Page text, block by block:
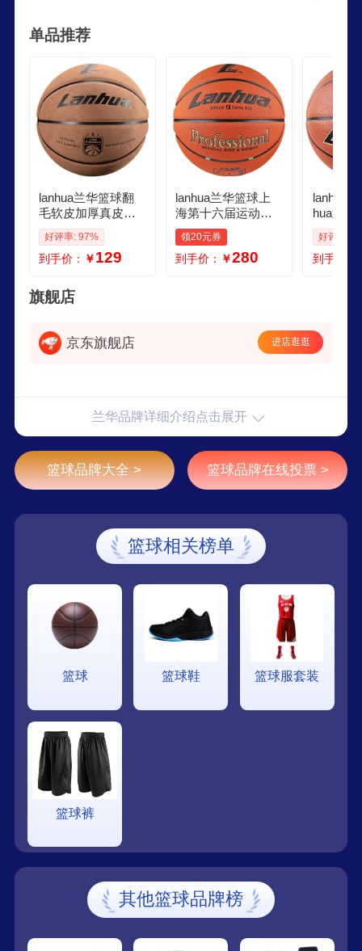
制及皮制篮球、足球、排球、水球、橄榄球和艺术
体操球及高尔夫运动器材的现代化企业。
单品推荐
lanhua兰华篮球翻
毛软皮加厚真皮手
感7号室内室外通用
防滑学生训练篮球 7
号软皮加厚翻毛棕
好评率: 97%
到手价： ￥129
lanhua兰华篮球上
海第十六届运动会
球7号比赛专用篮球
L9000G室内外通用
9000G定制LOGO
领20元券
到手价： ￥280
lanhua
hua篮球
感7号室
篮球水
G50007
好评率:
到手价：
旗舰店
京东旗舰店 进店逛逛
兰华品牌详细介绍点击展开
篮球品牌大全 > 篮球品牌在线投票 >
篮球相关榜单
篮球 篮球鞋 篮球服套装
篮球裤
其他篮球品牌榜